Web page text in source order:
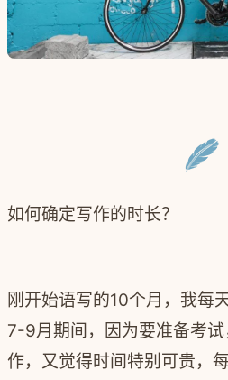
如何确定写作的时长？
刚开始语写的10个月，我每
7-9月期间，因为要准备考
作，又觉得时间特别可贵，